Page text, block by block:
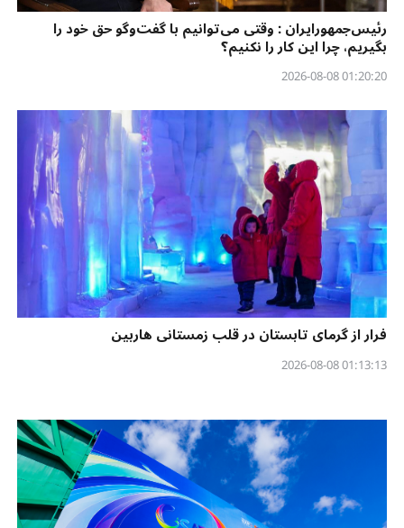
رئیس‌جمهورایران : وقتی می‌توانیم با گفت‌وگو حق خود را
بگیریم، چرا این کار را نکنیم؟
01:20:20 2026-08-08
فرار از گرمای تابستان در قلب زمستانی هاربین
01:13:13 2026-08-08